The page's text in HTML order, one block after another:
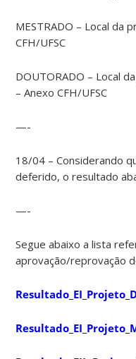
MESTRADO – Local da
CFH/UFSC
DOUTORADO – Local
– Anexo CFH/UFSC
—-
18/04 – Considerando
deferido, o resultado
—-
Segue abaixo a lista
aprovação/reprovação